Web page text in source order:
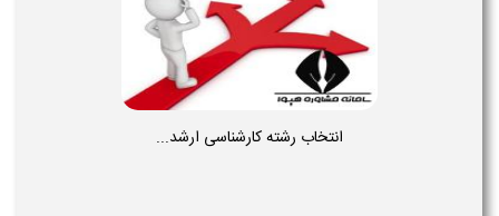
انتخاب رشته کارشناسی ارشد...